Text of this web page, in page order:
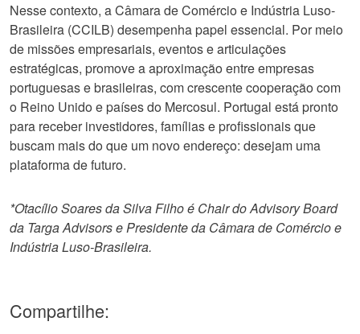
Nesse contexto, a Câmara de Comércio e Indústria Luso-
Brasileira (CCILB) desempenha papel essencial. Por meio
de missões empresariais, eventos e articulações
estratégicas, promove a aproximação entre empresas
portuguesas e brasileiras, com crescente cooperação com
o Reino Unido e países do Mercosul. Portugal está pronto
para receber investidores, famílias e profissionais que
buscam mais do que um novo endereço: desejam uma
plataforma de futuro.
*Otacílio Soares da Silva Filho é Chair do Advisory Board
da Targa Advisors e Presidente da Câmara de Comércio e
Indústria Luso-Brasileira.
Compartilhe: